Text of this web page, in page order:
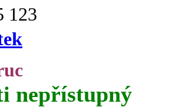
123
nepřístupný